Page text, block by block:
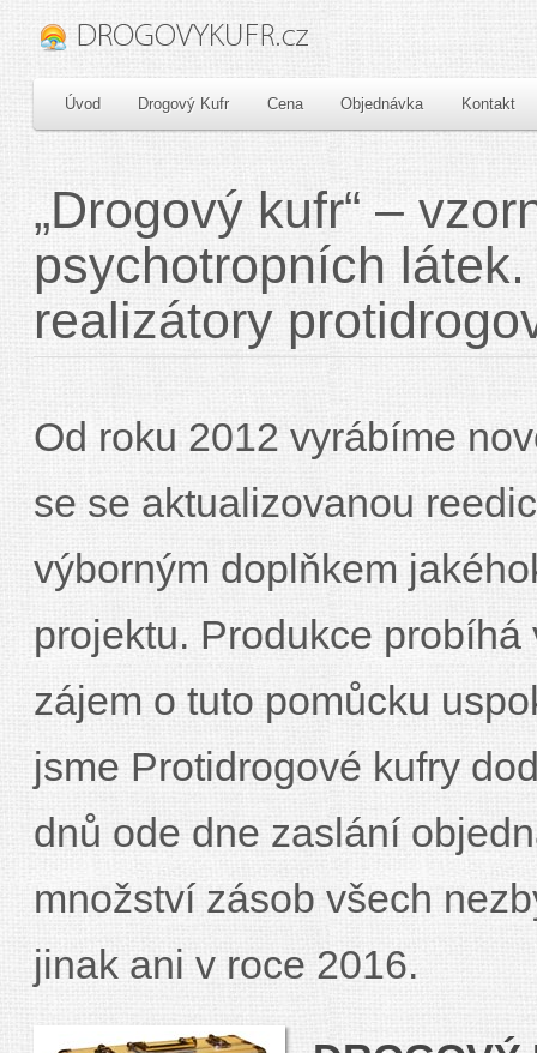
Úvod Drogový Kufr Cena Objednávka Kontakt
„Drogový kufr“ –
psychotropních
realizátory
Od roku 2012 vyrábíme
se se aktualizovanou
výborným doplňkem
projektu. Produkce
zájem o tuto pomůcku
jsme Protidrogové kufry
dnů ode dne zaslání
množství zásob všech
jinak ani v roce 2016.